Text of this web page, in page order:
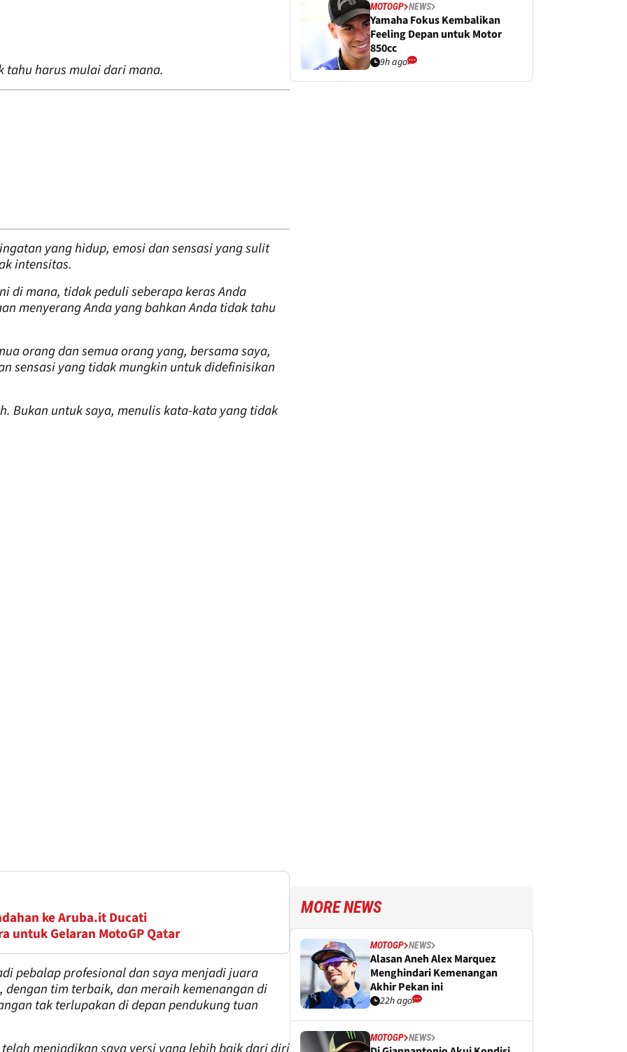
tahu harus mulai dari mana.
yang hidup, emosi dan sensasi yang sulit
intensitas.
di mana, tidak peduli seberapa keras Anda
menyerang Anda yang bahkan Anda tidak tahu
orang dan semua orang yang, bersama saya,
sensasi yang tidak mungkin untuk didefinisikan
Bukan untuk saya, menulis kata-kata yang tidak
ke Aruba.it Ducati
untuk Gelaran MotoGP Qatar
pebalap profesional dan saya menjadi juara
tim terbaik, dan meraih kemenangan di
tak terlupakan di depan pendukung tuan
MOTOGP NEWS
Yamaha Fokus Kembalikan
Feeling Depan untuk Motor
850cc
9h ago
MORE NEWS
MOTOGP NEWS
Alasan Aneh Alex Marquez
Menghindari Kemenangan
Akhir Pekan ini
22h ago
MOTOGP NEWS